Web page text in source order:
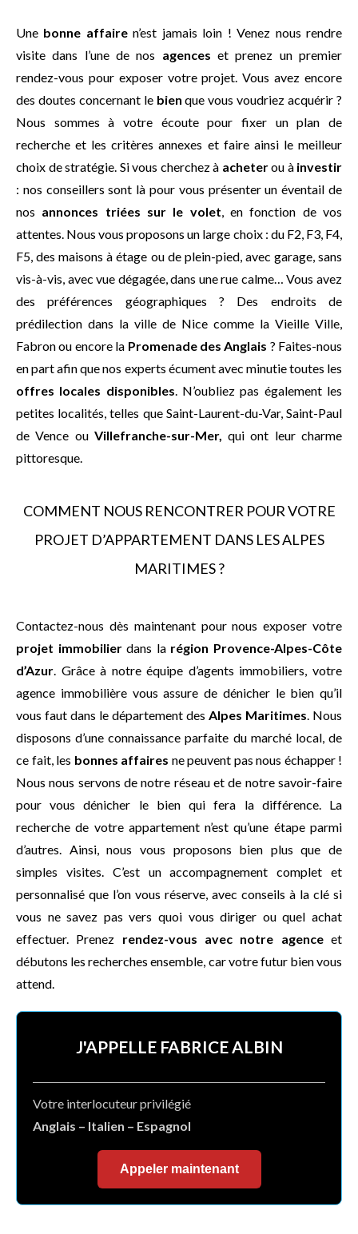
Une bonne affairen’est jamais loin ! Venez nous rendre
visite dans l’une de nos agences et prenez un premier
rendez-vous pour exposer votre projet. Vous avez encore
des doutes concernant le bienque vous voudriez acquérir ?
Nous sommes à votre écoute pour fixer un plan de
recherche et les critères annexes et faire ainsi le meilleur
choix de stratégie. Si vous cherchez à acheterou àinvestir
: nos conseillers sont là pour vous présenter un éventail de
nos annonces triées sur le volet, en fonction de vos
attentes. Nous vous proposons un large choix : du F2, F3, F4,
F5, des maisons à étage ou de plein-pied, avec garage, sans
vis-à-vis, avec vue dégagée, dans une rue calme… Vous avez
des préférences géographiques ? Des endroits de
prédilection dans la ville de Nice comme la Vieille Ville,
Fabron ou encore la Promenade des Anglais ? Faites-nous
en part afin que nos experts écument avec minutie toutes les
offres locales disponibles. N’oubliez pas également les
petites localités, telles que Saint-Laurent-du-Var, Saint-Paul
de Vence ou Villefranche-sur-Mer, qui ont leur charme
pittoresque.
COMMENT NOUS RENCONTRER POUR VOTRE
PROJET D’APPARTEMENT DANS LES ALPES
MARITIMES ?
Contactez-nous dès maintenant pour nous exposer votre
projet immobilierdans la région Provence-Alpes-Côte
d’Azur. Grâce à notre équipe d’agents immobiliers, votre
agence immobilière vous assure de dénicher le bien qu’il
vous faut dans le département des Alpes Maritimes. Nous
disposons d’une connaissance parfaite du marché local, de
ce fait, les bonnes affaires ne peuvent pas nous échapper !
Nous nous servons de notre réseau et de notre savoir-faire
pour vous dénicher le bien qui fera la différence. La
recherche de votre appartement n’est qu’une étape parmi
d’autres. Ainsi, nous vous proposons bien plus que de
simples visites. C’est un accompagnement complet et
personnalisé que l’on vous réserve, avec conseils à la clé si
vous ne savez pas vers quoi vous diriger ou quel achat
effectuer. Prenez rendez-vous avec notre agenceet
débutons les recherches ensemble, car votre futur bien vous
attend.
J'APPELLE FABRICE ALBIN
Votre interlocuteur privilégié
Anglais – Italien – Espagnol
Appeler maintenant